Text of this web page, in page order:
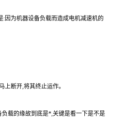
:因为机器设备负载而造成电机减速机的
断开,将其终止运作。
载的缘故到底是*,关键是看一下是不是